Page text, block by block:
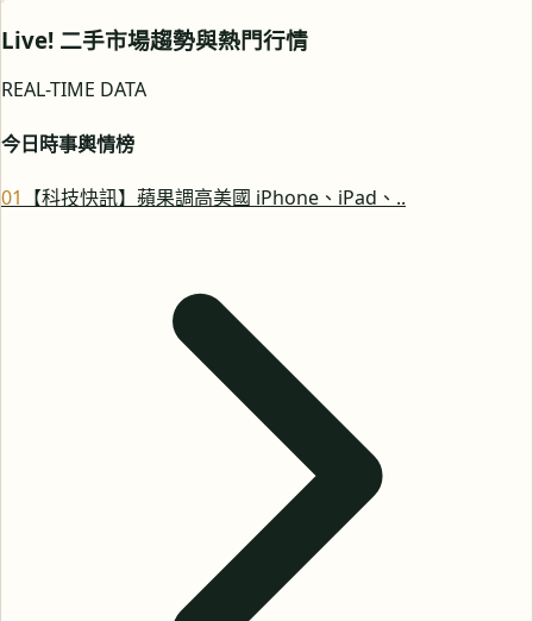
Live! 二手市場趨勢與熱門行情
REAL-TIME DATA
今日時事輿情榜
01 【科技快訊】蘋果調高美國 iPhone、iPad、..